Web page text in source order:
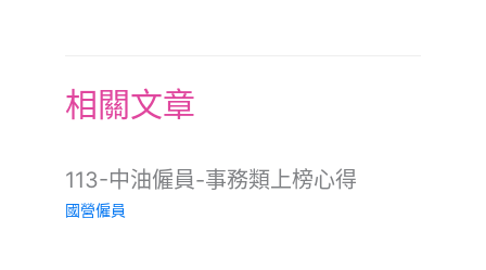
相關文章
113-中油僱員-事務類上榜心得
國營僱員